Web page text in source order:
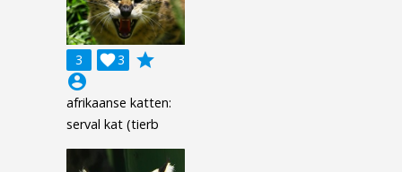
3 3

grade
account_circle
afrikaanse katten:
serval kat (tierb